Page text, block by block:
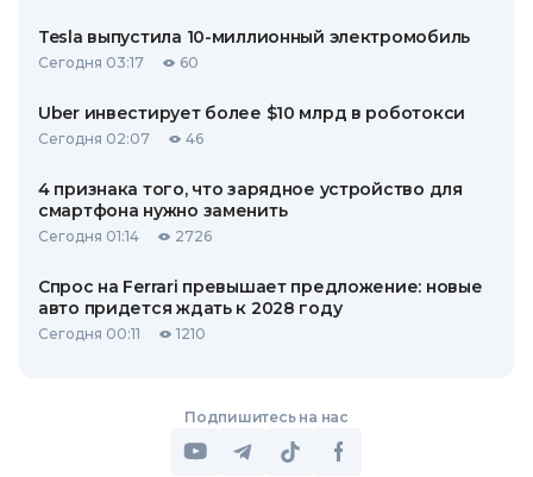
Tesla выпустила 10-миллионный электромобиль
Сегодня 03:17 60
Uber инвестирует более $10 млрд в роботокси
Сегодня 02:07 46
4 признака того, что зарядное устройство для
смартфона нужно заменить
Сегодня 01:14 2726
Спрос на Ferrari превышает предложение: новые
авто придется ждать к 2028 году
Сегодня 00:11 1210
Подпишитесь на нас